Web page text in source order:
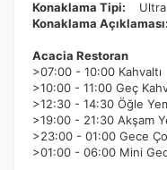
Konaklama Tipi:
Ultra
Konaklama Açıklaması:
Acacia Restoran
>07:00 - 10:00 Kahvaltı
>10:00 - 11:00 Geç
>12:30 - 14:30 Öğle
>19:00 - 21:30 Akşam
>23:00 - 01:00 Gece
>01:00 - 06:00 Mini